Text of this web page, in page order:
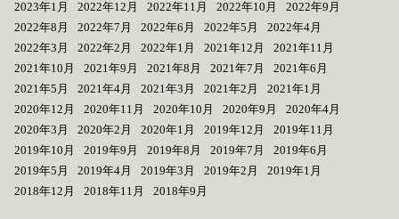
2023年1月
2022年12月 2022年11月 2022年10月
2022年9月
2022年8月
2022年7月 2022年6月 2022年5月
2022年4月
2022年3月
2022年2月 2022年1月 2021年12月
2021年11月
2021年10月
2021年9月 2021年8月 2021年7月
2021年6月
2021年5月
2021年4月 2021年3月 2021年2月
2021年1月
2020年12月
2020年11月 2020年10月 2020年9月
2020年4月
2020年3月
2020年2月 2020年1月 2019年12月
2019年11月
2019年10月
2019年9月 2019年8月 2019年7月
2019年6月
2019年5月
2019年4月 2019年3月 2019年2月
2019年1月
2018年12月
2018年11月 2018年9月